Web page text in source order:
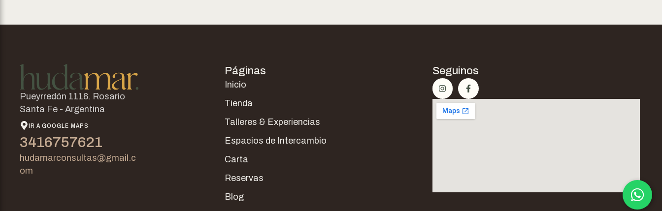
Pueyrredón 1116. Rosario
Santa Fe - Argentina
IR A GOOGLE MAPS
3416757621
hudamarconsultas@gmail.c
om
Páginas
Inicio
Tienda
Talleres & Experiencias
Espacios de Intercambio
Carta
Reservas
Blog
Seguinos